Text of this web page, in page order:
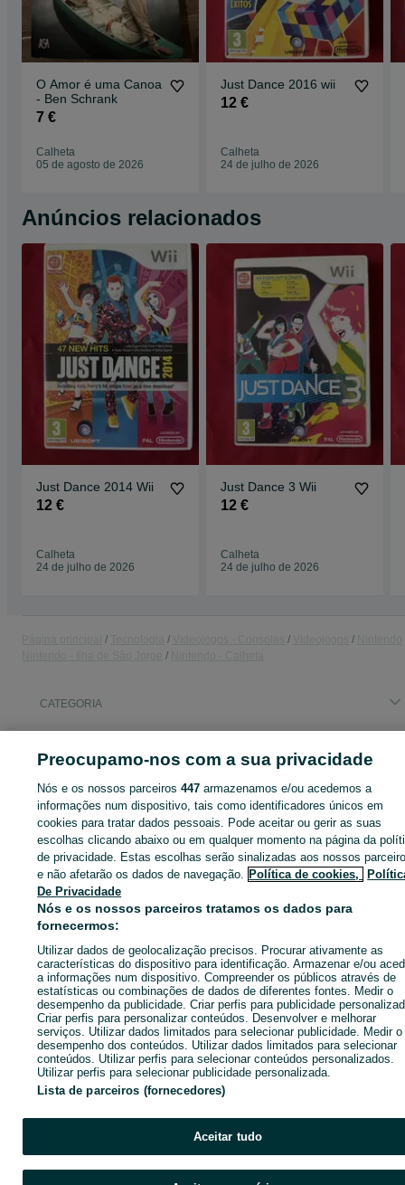
O Amor é uma Canoa
- Ben Schrank
7 €
Calheta
05 de agosto de 2026
Just Dance 2016 wii
12 €
Calheta
24 de julho de 2026
Anúncios relacionados
Just Dance 2014 Wii
12 €
Calheta
24 de julho de 2026
Just Dance 3 Wii
12 €
Calheta
24 de julho de 2026
CATEGORIA
ID:660213438 Cliques:
Entra na tua conta OLX ou cria uma nova para contactares
anunciante
Entrar ou criar conta
Enviar mensagem
Preocupamo-nos com a sua privacidade
Nós e os nossos parceiros447 armazenamos e/ou acedemos a
informações num dispositivo, tais como identificadores únicos em
cookies para tratar dados pessoais. Pode aceitar ou gerir as suas
escolhas clicando abaixo ou em qualquer momento na página da
de privacidade. Estas escolhas serão sinalizadas aos nossos
e não afetarão os dados de navegação. Política de cookies,
De Privacidade
Nós e os nossos parceiros tratamos os dados para
fornecermos:
Utilizar dados de geolocalização precisos. Procurar ativamente as
características do dispositivo para identificação. Armazenar e/ou
a informações num dispositivo. Compreender os públicos através de
estatísticas ou combinações de dados de diferentes fontes. Medir o
desempenho da publicidade. Criar perfis para publicidade
Criar perfis para personalizar conteúdos. Desenvolver e melhorar
serviços. Utilizar dados limitados para selecionar publicidade. Medir o
desempenho dos conteúdos. Utilizar dados limitados para selecionar
conteúdos. Utilizar perfis para selecionar conteúdos personalizados.
Utilizar perfis para selecionar publicidade personalizada.
Lista de parceiros (fornecedores)
Aceitar tudo